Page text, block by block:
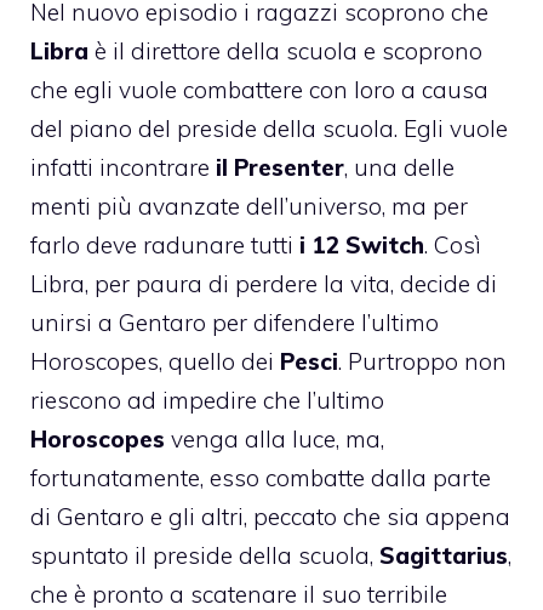
Nel nuovo episodio i ragazzi scoprono che
Libra è il direttore della scuola e scoprono
che egli vuole combattere con loro a causa
del piano del preside della scuola. Egli vuole
infatti incontrare il Presenter, una delle
menti più avanzate dell’universo, ma per
farlo deve radunare tutti i 12 Switch. Così
Libra, per paura di perdere la vita, decide di
unirsi a Gentaro per difendere l’ultimo
Horoscopes, quello dei Pesci. Purtroppo non
riescono ad impedire che l’ultimo
Horoscopes venga alla luce, ma,
fortunatamente, esso combatte dalla parte
di Gentaro e gli altri, peccato che sia appena
spuntato il preside della scuola, Sagittarius,
che è pronto a scatenare il suo terribile